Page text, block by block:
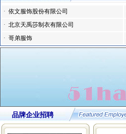
· 依文服饰股份有限公司
· 北京天禹莎制衣有限公司
· 哥弟服饰
品牌企业招聘